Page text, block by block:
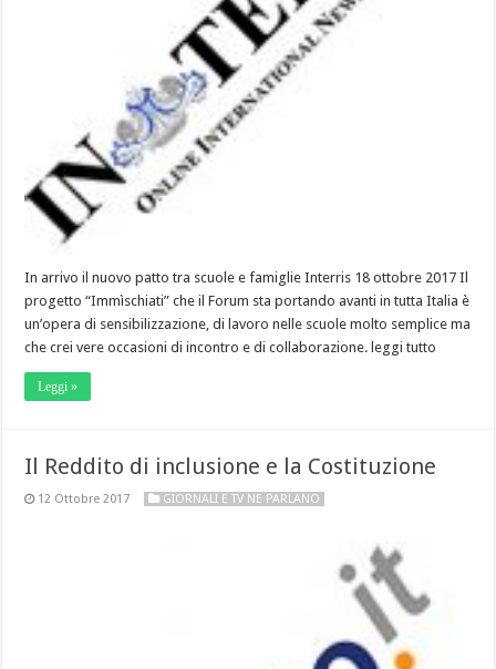
In arrivo il nuovo patto tra scuole e famiglie Interris 18 ottobre 2017 Il
progetto “Immìschiati” che il Forum sta portando avanti in tutta Italia è
un’opera di sensibilizzazione, di lavoro nelle scuole molto semplice ma
che crei vere occasioni di incontro e di collaborazione. leggi tutto
Leggi »
Il Reddito di inclusione e la Costituzione
12 Ottobre 2017 GIORNALI E TV NE PARLANO